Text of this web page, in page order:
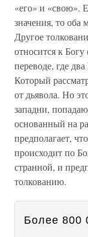
«его» и «свою».
значения, то оба
Другое
относится к Богу
переводе, где
Который
от дьявола. Но
западни,
основанный на
предполагает,
происходит по
странной, и
толкованию.
Более 800